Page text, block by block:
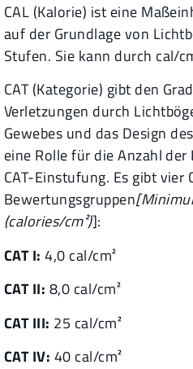
CAL (Kalorie) ist eine
auf der Grundlage von
Stufen. Sie kann durch cal/
CAT (Kategorie) gibt den
Verletzungen durch
Gewebes und das Design
eine Rolle für die Anzahl
CAT-Einstufung. Es gibt vier
Bewertungsgruppen
(calories/cm²)]:
CAT I: 4,0 cal/cm²
CAT II: 8,0 cal/cm²
CAT III: 25 cal/cm²
CAT IV: 40 cal/cm²